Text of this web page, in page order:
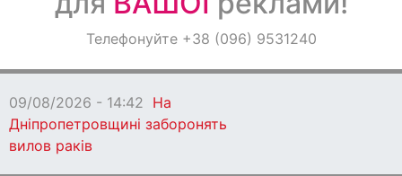
ОголошенняТелефонуйте +38 (096) 9531240
09/08/2026 - 13:06
Кам'янське втратило
захисника